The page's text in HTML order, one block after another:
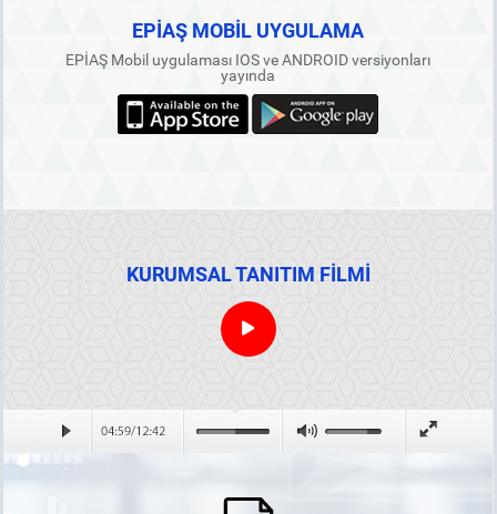
EPİAŞ MOBİL UYGULAMA
EPİAŞ Mobil uygulaması IOS ve ANDROID versiyonları
yayında
KURUMSAL TANITIM FİLMİ